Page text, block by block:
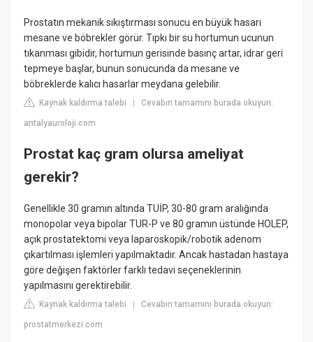
Prostatın mekanik sıkıştırması sonucu en büyük hasarı
mesane ve böbrekler görür. Tıpkı bir su hortumun ucunun
tıkanması gibidir, hortumun gerisinde basınç artar, idrar geri
tepmeye başlar, bunun sonucunda da mesane ve
böbreklerde kalıcı hasarlar meydana gelebilir.
Kaynak kaldırma talebi |Cevabın tamamını burada okuyun:
antalyauroloji.com
Prostat kaç gram olursa ameliyat
gerekir?
Genellikle 30 gramın altında TUİP, 30-80 gram aralığında
monopolar veya bipolar TUR-P ve 80 gramın üstünde HOLEP,
açık prostatektomi veya laparoskopik/robotik adenom
çıkartılması işlemleri yapılmaktadır. Ancak hastadan hastaya
göre değişen faktörler farklı tedavi seçeneklerinin
yapılmasını gerektirebilir.
Kaynak kaldırma talebi |Cevabın tamamını burada okuyun:
prostatmerkezi.com